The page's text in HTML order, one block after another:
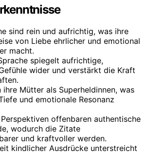
sind rein und aufrichtig, was ihre
von Liebe ehrlicher und emotional
macht.
spiegelt aufrichtige,
wider und verstärkt die Kraft
ihre Mütter als Superheldinnen, was
und emotionale Resonanz
offenbaren authentische
wodurch die Zitate
und kraftvoller werden.
kindlicher Ausdrücke unterstreicht